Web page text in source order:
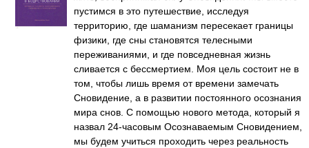
пустимся в это путешествие, исследуя
территорию, где шаманизм пересекает границы
физики, где сны становятся телесными
переживаниями, и где повседневная жизнь
сливается с бессмертием. Моя цель состоит не в
том, чтобы лишь время от времени замечать
Сновидение, а в развитии постоянного осознания
мира снов. С помощью нового метода, который я
назвал 24-часовым Осознаваемым Сновидением,
мы будем учиться проходить через реальность